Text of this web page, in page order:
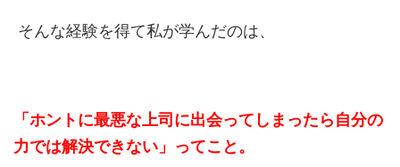
そんな経験を得て私が学んだのは、
「ホントに最悪な上司に出会ってしまったら自分の
力では解決できない」ってこと 。